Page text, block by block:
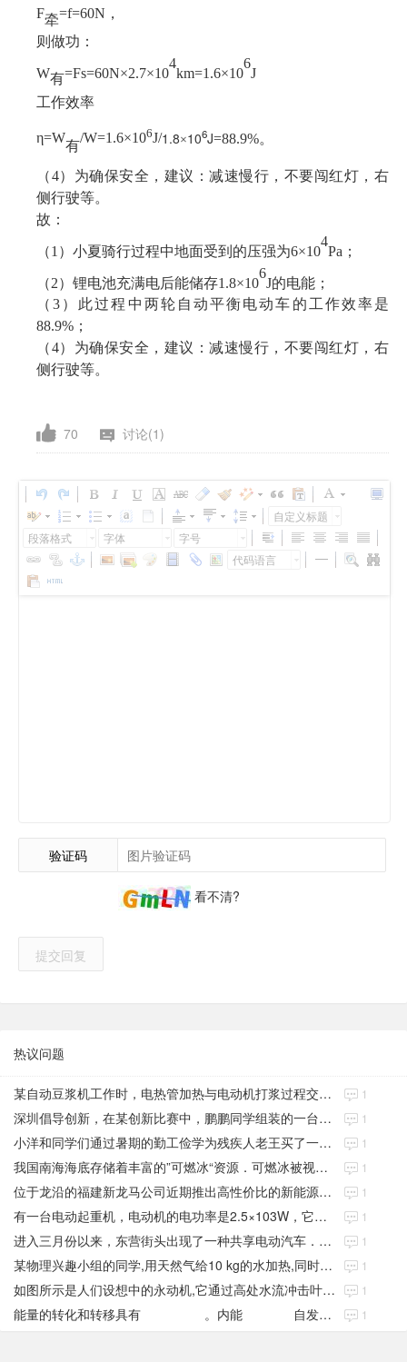
F牵=f=60N ，
则做功：
W有=Fs=60N×2.7×10
4
km=1.6×10
6
J
工作效率
η=W有/W=1.6×106J/1.8×106J=88.9%。
（4）为确保安全，建议：减速慢行，不要闯红灯，右
侧行驶等。
故：
（1 ）小夏骑行过程中地面受到的压强为6×10
4
Pa ；
（2）锂电池充满电后能储存1.8×10
6
J的电能；
（3 ）此过程中两轮自动平衡电动车的工作效率是
88.9% ；
（4）为确保安全，建议：减速慢行，不要闯红灯，右
侧行驶等。
70 讨论(1)
自定义标题
段落格式
字体
字号
代码语言
验证码
看不清?
提交回复
热议问题
某自动豆浆机工作时，电热管加热与电动机打浆过程交替进行 1
深圳倡导创新，在某创新比赛中，鹏鹏同学组装的一台环保电动力车 1
小洋和同学们通过暑期的勤工俭学为残疾人老王买了一辆电动轮椅 1
我国南海海底存储着丰富的”可燃冰“资源．可燃冰被视为21世纪新型绿色能源 1
位于龙沿的福建新龙马公司近期推出高性价比的新能源纯电动车 1
有一台电动起重机，电动机的电功率是2.5×103W，它在30秒内将质量 1
进入三月份以来，东营街头出现了一种共享电动汽车．下表是这种汽车的主要参数 1
某物理兴趣小组的同学,用天然气给10 kg的水加热,同时绘制了如图所示的加热过 1
如图所示是人们设想中的永动机,它通过高处水流冲击叶片,使叶片转动来带动抽水机从低 1
能量的转化和转移具有 。内能 自发地从低温物体传给高温物体;汽车 1